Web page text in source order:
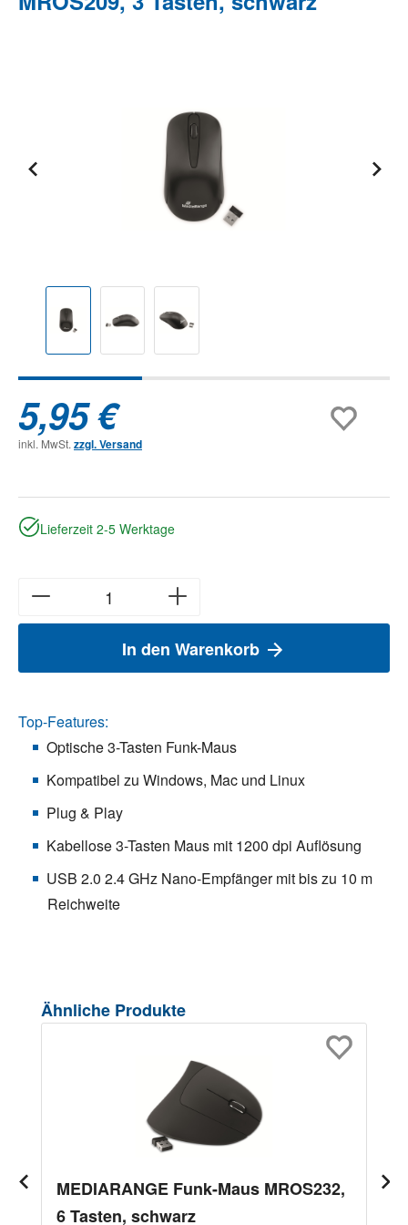
5,95 €
inkl. MwSt. zzgl. Versand
Lieferzeit 2-5 Werktage
In den Warenkorb
Top-Features:
Optische 3-Tasten Funk-Maus
Kompatibel zu Windows, Mac und Linux
Plug & Play
Kabellose 3-Tasten Maus mit 1200 dpi Auflösung
USB 2.0 2.4 GHz Nano-Empfänger mit bis zu 10 m
Reichweite
Produktgalerie überspringen
Ähnliche Produkte
MEDIARANGE Funk-Maus MROS232,
6 Tasten, schwarz